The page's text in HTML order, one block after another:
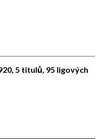
5 titulů, 95 ligových